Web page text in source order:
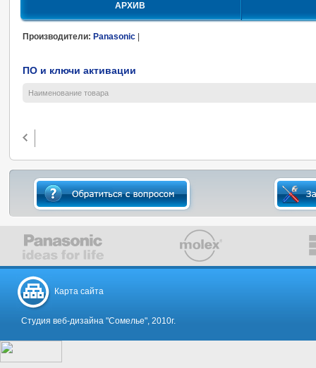
АРХИВ
Производители: Panasonic
ПО и ключи активации
Наименование товара
Карта сайта
Студия веб-дизайна "Сомелье", 2010г.